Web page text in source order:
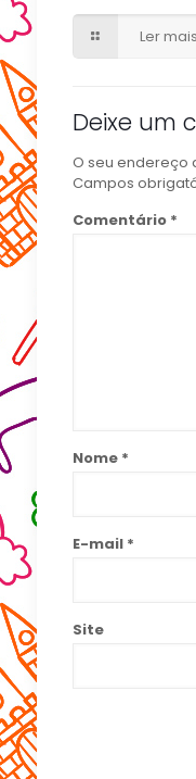
Ler mais
Deixe um
O seu endereço
Campos
Comentário *
Nome *
E-mail *
Site